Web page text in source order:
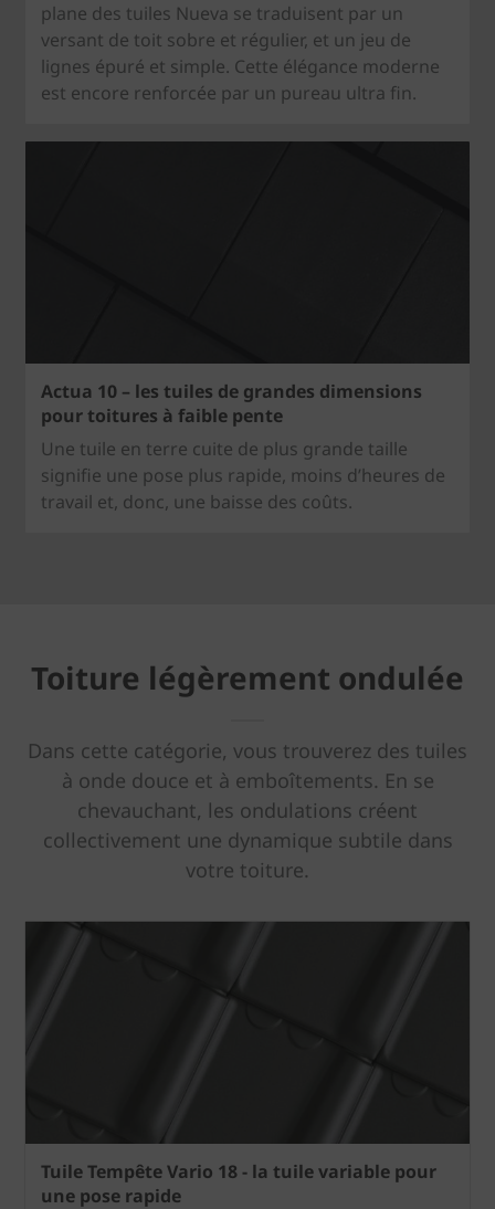
plane des tuiles Nueva se traduisent par un
versant de toit sobre et régulier, et un jeu de
lignes épuré et simple. Cette élégance moderne
est encore renforcée par un pureau ultra fin.
Actua 10 – les tuiles de grandes dimensions
pour toitures à faible pente
Une tuile en terre cuite de plus grande taille
signifie une pose plus rapide, moins d’heures de
travail et, donc, une baisse des coûts.
Toiture légèrement ondulée
Dans cette catégorie, vous trouverez des tuiles
à onde douce et à emboîtements. En se
chevauchant, les ondulations créent
collectivement une dynamique subtile dans
votre toiture.
Tuile Tempête Vario 18 - la tuile variable pour
une pose rapide